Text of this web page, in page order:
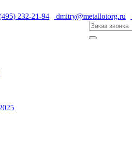
232-21-94 dmitry@metallotorg.ru